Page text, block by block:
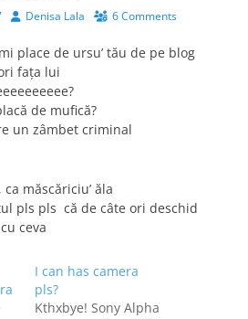
AuthorDenisa Lala 6 Comments
place de ursu’ tău de pe blog
faţa lui
de mufică?
un zâmbet criminal
ca măscăriciu’ ăla
pls pls că de câte ori deschid
ceva
I can has camera
pls?
Kthxbye! Sony Alpha